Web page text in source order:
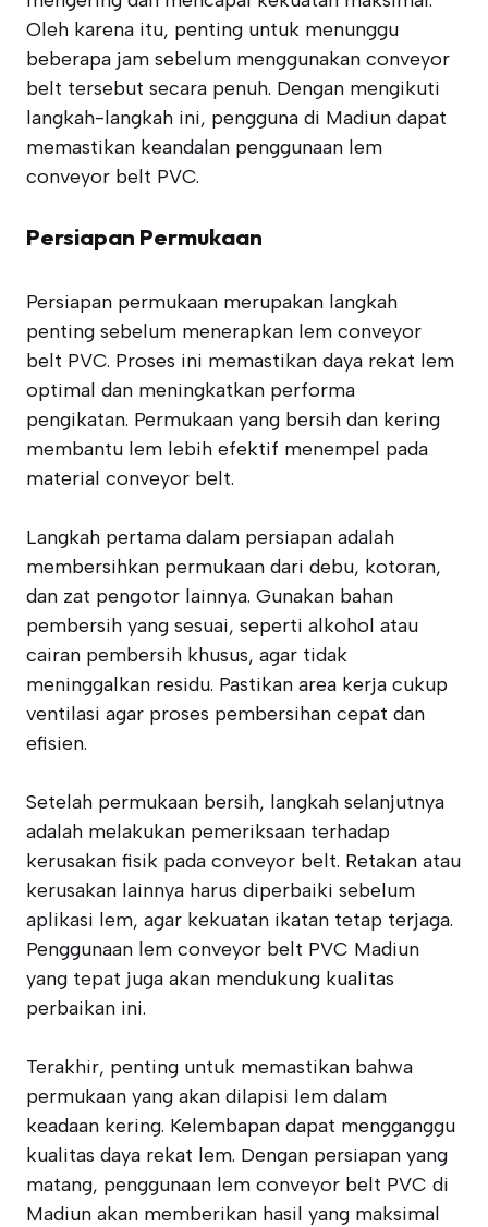
Oleh karena itu, penting untuk menunggu
beberapa jam sebelum menggunakan conveyor
belt tersebut secara penuh. Dengan mengikuti
langkah-langkah ini, pengguna di Madiun dapat
memastikan keandalan penggunaan lem
conveyor belt PVC.
Persiapan Permukaan
Persiapan permukaan merupakan langkah
penting sebelum menerapkan lem conveyor
belt PVC. Proses ini memastikan daya rekat lem
optimal dan meningkatkan performa
pengikatan. Permukaan yang bersih dan kering
membantu lem lebih efektif menempel pada
material conveyor belt.
Langkah pertama dalam persiapan adalah
membersihkan permukaan dari debu, kotoran,
dan zat pengotor lainnya. Gunakan bahan
pembersih yang sesuai, seperti alkohol atau
cairan pembersih khusus, agar tidak
meninggalkan residu. Pastikan area kerja cukup
ventilasi agar proses pembersihan cepat dan
efisien.
Setelah permukaan bersih, langkah selanjutnya
adalah melakukan pemeriksaan terhadap
kerusakan fisik pada conveyor belt. Retakan atau
kerusakan lainnya harus diperbaiki sebelum
aplikasi lem, agar kekuatan ikatan tetap terjaga.
Penggunaan lem conveyor belt PVC Madiun
yang tepat juga akan mendukung kualitas
perbaikan ini.
Terakhir, penting untuk memastikan bahwa
permukaan yang akan dilapisi lem dalam
keadaan kering. Kelembapan dapat mengganggu
kualitas daya rekat lem. Dengan persiapan yang
matang, penggunaan lem conveyor belt PVC di
Madiun akan memberikan hasil yang maksimal